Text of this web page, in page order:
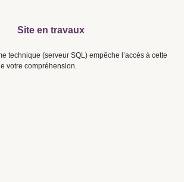
Site en travaux
technique (serveur SQL) empêche l’accès à cette
votre compréhension.